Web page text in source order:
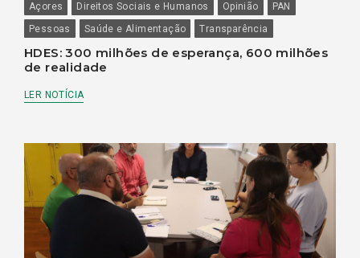
Açores Direitos Sociais e Humanos Opinião
PAN
Pessoas
Saúde e Alimentação Transparência
HDES: 300 milhões de esperança, 600 milhões
de realidade
LER NOTÍCIA